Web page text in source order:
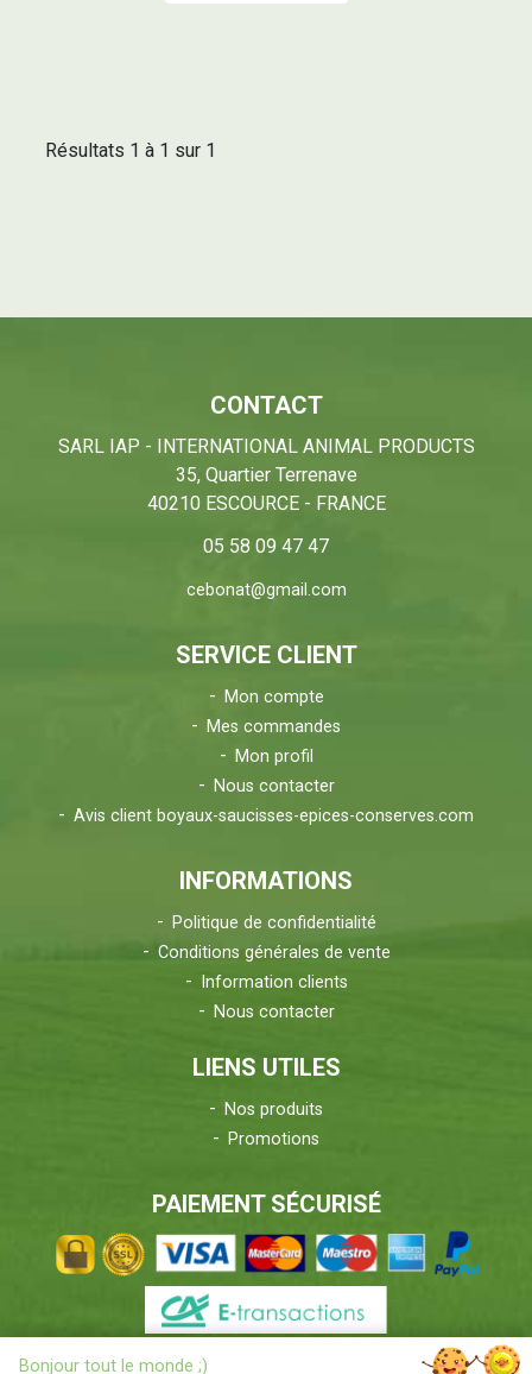
Résultats 1 à 1 sur 1
CONTACT
SARL IAP - INTERNATIONAL ANIMAL PRODUCTS
35, Quartier Terrenave
40210 ESCOURCE - FRANCE
05 58 09 47 47
cebonat@gmail.com
SERVICE CLIENT
Mon compte
Mes commandes
Mon profil
Nous contacter
Avis client boyaux-saucisses-epices-conserves.com
INFORMATIONS
Politique de confidentialité
Conditions générales de vente
Information clients
Nous contacter
LIENS UTILES
Nos produits
Promotions
PAIEMENT SÉCURISÉ
X
Bonjour tout le monde ;)